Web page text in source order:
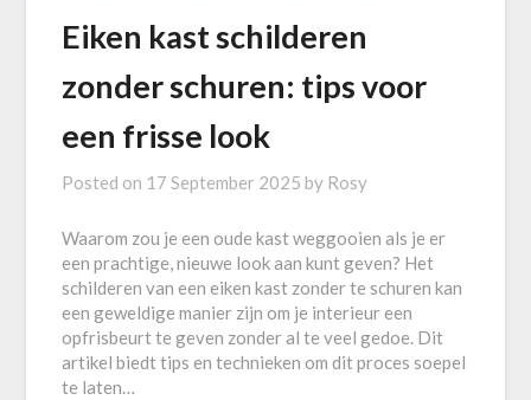
Eiken kast schilderen
zonder schuren: tips voor
een frisse look
Posted on 17 September 2025 by Rosy
Waarom zou je een oude kast weggooien als je er
een prachtige, nieuwe look aan kunt geven? Het
schilderen van een eiken kast zonder te schuren kan
een geweldige manier zijn om je interieur een
opfrisbeurt te geven zonder al te veel gedoe. Dit
artikel biedt tips en technieken om dit proces soepel
te laten…